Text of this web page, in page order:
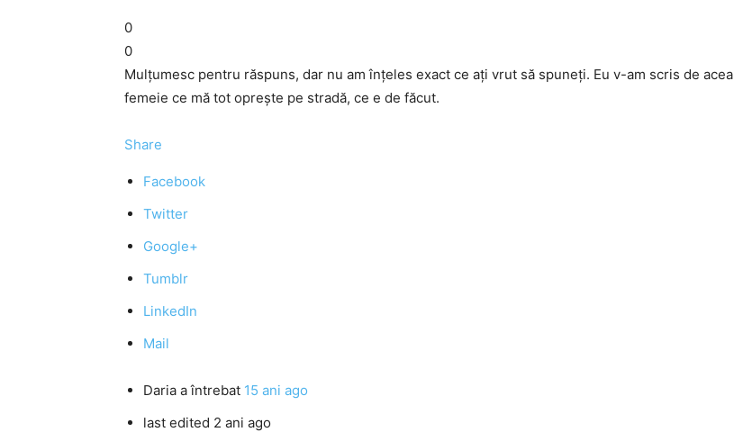
0
0
Mulţumesc pentru răspuns, dar nu am înţeles exact ce aţi vrut să spuneţi. Eu v-am scris de acea
femeie ce mă tot opreşte pe stradă, ce e de făcut.
Share
Facebook
Twitter
Google+
Tumblr
LinkedIn
Mail
Daria a întrebat 15 ani ago
last edited 2 ani ago